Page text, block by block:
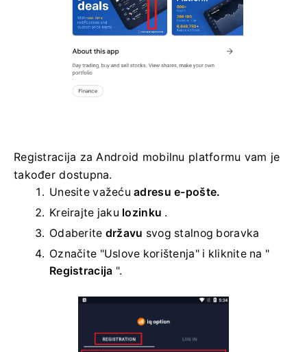
Registracija za Android mobilnu platformu vam je
također dostupna.
Unesite važećuadresu e-pošte.
Kreirajte jaku lozinku .
Odaberite državu svog stalnog boravka
Označite "Uslove korištenja" i kliknite na "
Registracija ".